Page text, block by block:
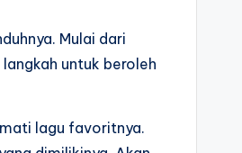
Mulai dari
untuk beroleh
lagu favoritnya.